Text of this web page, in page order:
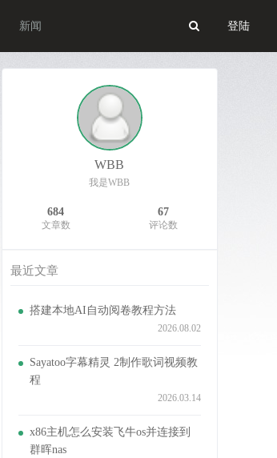
新闻 登陆
WBB
我是WBB
684
文章数
67
评论数
最近文章
搭建本地AI自动阅卷教程方法
2026.08.02
Sayatoo字幕精灵 2制作歌词视频教
程
2026.03.14
x86主机怎么安装飞牛os并连接到
群晖nas